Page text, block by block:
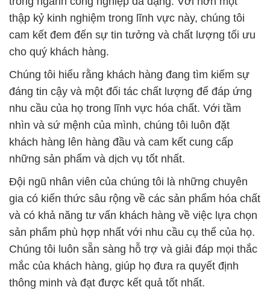
thập kỷ kinh nghiệm trong lĩnh vực này, chúng tôi
cam kết đem đến sự tin tưởng và chất lượng tối ưu
cho quý khách hàng.
Chúng tôi hiểu rằng khách hàng đang tìm kiếm sự
đáng tin cậy và một đối tác chất lượng để đáp ứng
nhu cầu của họ trong lĩnh vực hóa chất. Với tầm
nhìn và sứ mệnh của mình, chúng tôi luôn đặt
khách hàng lên hàng đầu và cam kết cung cấp
những sản phẩm và dịch vụ tốt nhất.
Đội ngũ nhân viên của chúng tôi là những chuyên
gia có kiến thức sâu rộng về các sản phẩm hóa chất
và có khả năng tư vấn khách hàng về việc lựa chọn
sản phẩm phù hợp nhất với nhu cầu cụ thể của họ.
Chúng tôi luôn sẵn sàng hỗ trợ và giải đáp mọi thắc
mắc của khách hàng, giúp họ đưa ra quyết định
thông minh và đạt được kết quả tốt nhất.